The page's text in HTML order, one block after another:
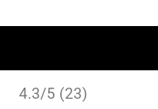
4.3/5 (23)